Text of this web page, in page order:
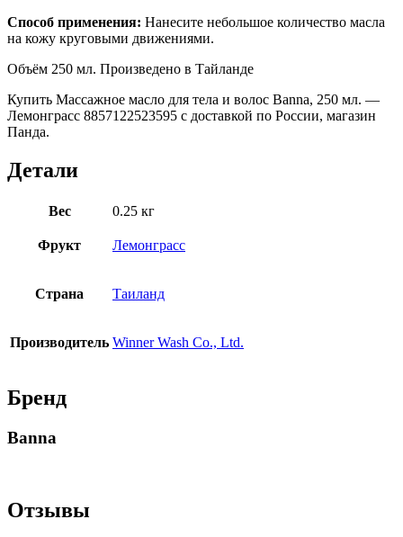
Способ применения: Нанесите небольшое количество масла
на кожу круговыми движениями.
Объём 250 мл. Произведено в Тайланде
Купить Массажное масло для тела и волос Banna, 250 мл. —
Лемонграсс 8857122523595 с доставкой по России, магазин
Панда.
Детали
Вес 0.25 кг
Фрукт Лемонграсс
Страна Таиланд
Производитель Winner Wash Co., Ltd.
Бренд
Banna
Отзывы